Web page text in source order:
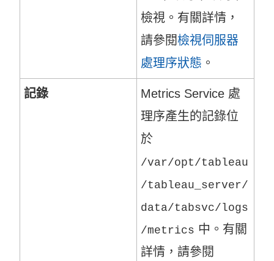
檢視。有關詳情，
請參閱檢視伺服器
處理序狀態 。
記錄 Metrics Service 處
理序產生的記錄位
於
/var/opt/tableau
/tableau_server/
data/tabsvc/logs
/metrics 中。有關
詳情，請參閱